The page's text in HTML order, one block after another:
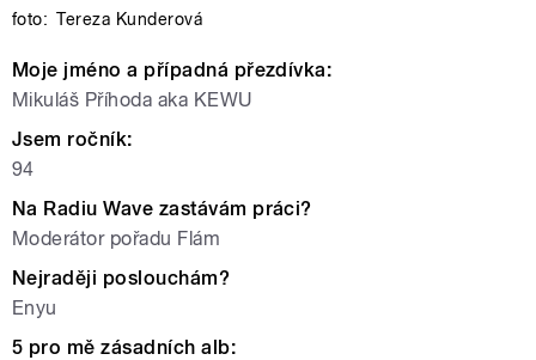
foto: Tereza Kunderová
Moje jméno a případná přezdívka:
Mikuláš Příhoda aka KEWU
Jsem ročník:
94
Na Radiu Wave zastávám práci?
Moderátor pořadu Flám
Nejraději poslouchám?
Enyu
5 pro mě zásadních alb: